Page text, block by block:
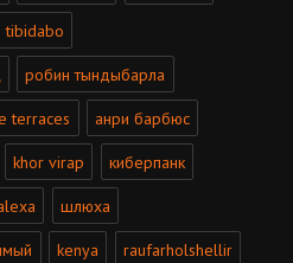
tibidabo
робин тындыбарла
terraces анри барбюс
khor virap киберпанк
шлюха
kenya raufarholshellir